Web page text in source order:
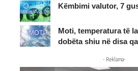
Këmbimi valutor, 7
Moti, temperatura të
dobëta shiu në disa
- Reklama-